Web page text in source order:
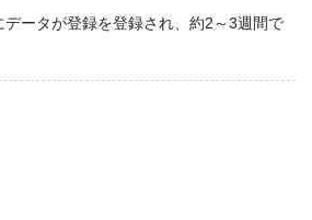
データが登録を登録され、約2～3週間で